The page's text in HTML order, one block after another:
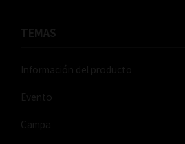
TEMAS
Información del producto
Evento
Campa